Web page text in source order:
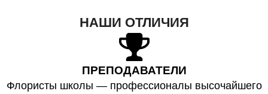
НАШИ ОТЛИЧИЯ
ПРЕПОДАВАТЕЛИ
Флористы школы — профессионалы высочайшего